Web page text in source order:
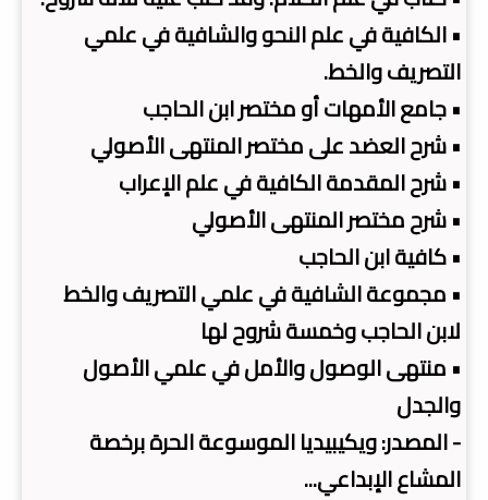
• الكافية في علم النحو والشافية في علمي
التصريف والخط.
• جامع الأمهات أو مختصر ابن الحاجب
• شرح العضد على مختصر المنتهى الأصولي
• شرح المقدمة الكافية في علم الإعراب
• شرح مختصر المنتهى الأصولي
• كافية ابن الحاجب
• مجموعة الشافية في علمي التصريف والخط
لابن الحاجب وخمسة شروح لها
• منتهى الوصول والأمل في علمي الأصول
والجدل
- المصدر: ويكيبيديا الموسوعة الحرة برخصة
المشاع الإبداعي...